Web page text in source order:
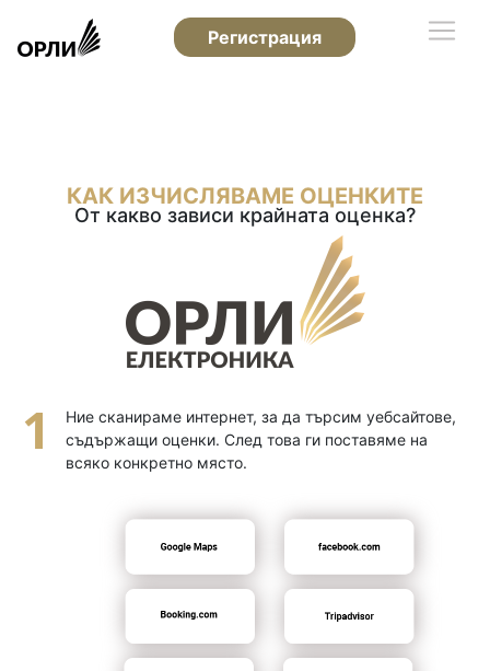
Регистрация
КАК ИЗЧИСЛЯВАМЕ ОЦЕНКИТЕ
От какво зависи крайната оценка?
Ние сканираме интернет, за да търсим уебсайтове,
съдържащи оценки. След това ги поставяме на
всяко конкретно място.